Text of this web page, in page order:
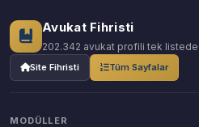
Avukat Fihristi
202.342 avukat profili tek listede
Site Fihristi Tüm Sayfalar
MODÜLLER